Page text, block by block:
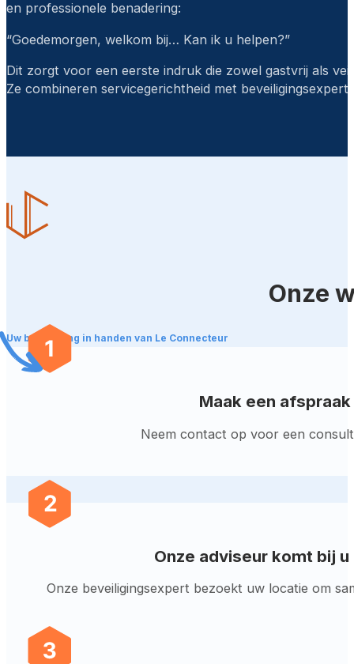
en professionele benadering:
“Goedemorgen, welkom bij… Kan ik u helpen?”
Dit zorgt voor een eerste indruk die zowel gastvrij als
Ze combineren servicegerichtheid met
Onze
Uw beveiliging in handen van Le Connecteur
Maak een afspraak
Neem contact op voor een
Onze adviseur komt bij u
Onze beveiligingsexpert bezoekt uw locatie om